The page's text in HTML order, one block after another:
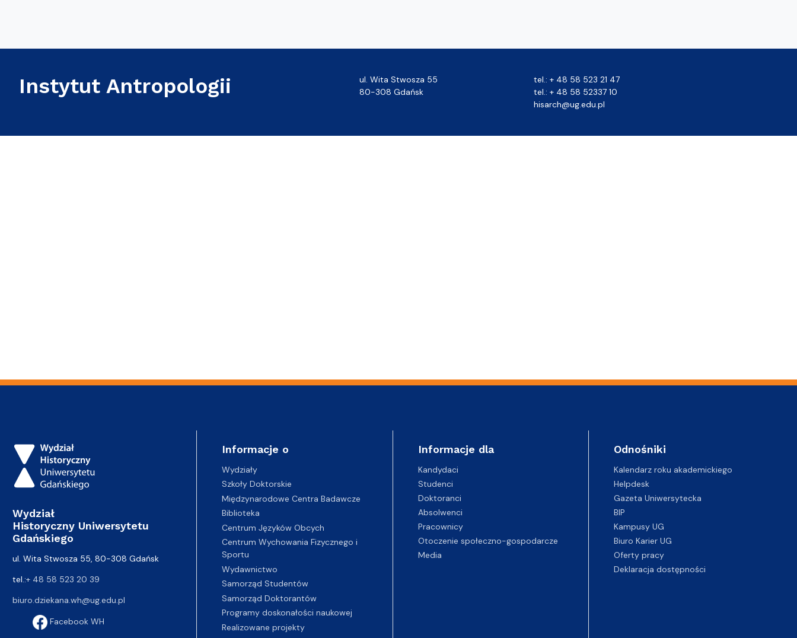
Instytut Antropologii
ul. Wita Stwosza 55
80-308 Gdańsk
tel.: + 48 58 523 21 47
tel.: + 48 58 52337 10
hisarch@ug.edu.pl
Wydział
Historyczny Uniwersytetu
Gdańskiego
ul. Wita Stwosza 55, 80-308 Gdańsk
tel.:+ 48 58 523 20 39
biuro.dziekana.wh@ug.edu.pl
Facebook WH
Informacje o
Wydziały
Szkoły Doktorskie
Międzynarodowe Centra Badawcze
Biblioteka
Centrum Języków Obcych
Centrum Wychowania Fizycznego i
Sportu
Wydawnictwo
Samorząd Studentów
Samorząd Doktorantów
Programy doskonałości naukowej
Realizowane projekty
Informacje dla
Kandydaci
Studenci
Doktoranci
Absolwenci
Pracownicy
Otoczenie społeczno-gospodarcze
Media
Odnośniki
Kalendarz roku akademickiego
Helpdesk
Gazeta Uniwersytecka
BIP
Kampusy UG
Biuro Karier UG
Oferty pracy
Deklaracja dostępności